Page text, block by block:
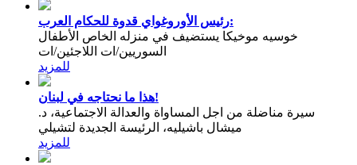
رئيس الأوروغواي قدوة للحكام العرب:
خوسيه موخيكا يستضيف في منزله الخاص الأطفال
السوريين/ات اللاجئين/ات
للمزيد
هذا ما نحتاجه في لبنان!
سيرة مناضلة من اجل المساواة والعدالة الاجتماعية، د.
ميشال باشيليه، الرئيسة الجديدة لتشيلي
للمزيد